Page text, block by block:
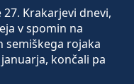
27. Krakarjevi dnevi,
v spomin na
semiškega rojaka
končali pa